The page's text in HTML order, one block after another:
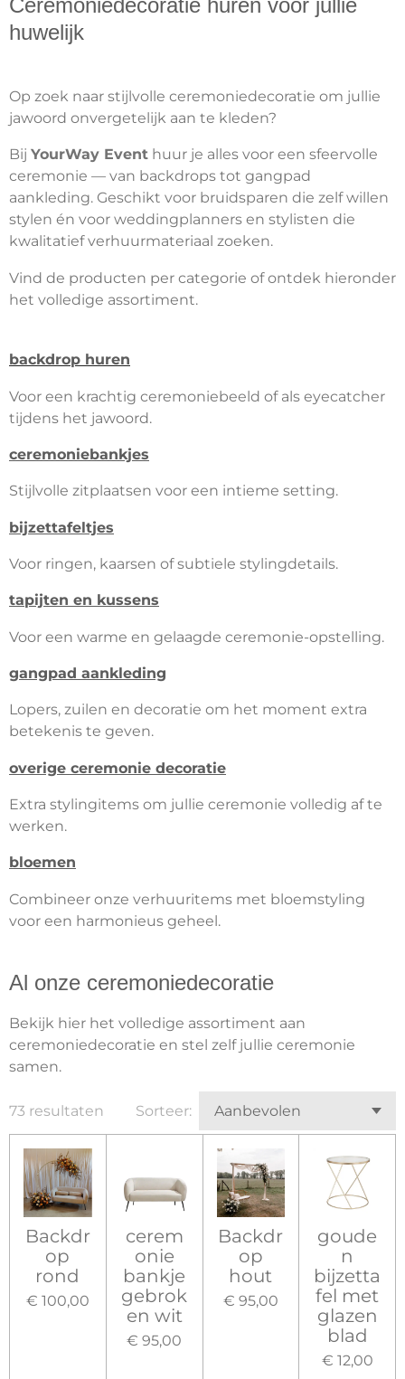
Ceremoniedecoratie huren voor jullie
huwelijk
Op zoek naar stijlvolle ceremoniedecoratie om jullie
jawoord onvergetelijk aan te kleden?
Bij YourWay Event huur je alles voor een sfeervolle
ceremonie — van backdrops tot gangpad
aankleding. Geschikt voor bruidsparen die zelf willen
stylen én voor weddingplanners en stylisten die
kwalitatief verhuurmateriaal zoeken.
Vind de producten per categorie of ontdek hieronder
het volledige assortiment.
backdrop huren
Voor een krachtig ceremoniebeeld of als eyecatcher
tijdens het jawoord.
ceremoniebankjes
Stijlvolle zitplaatsen voor een intieme setting.
bijzettafeltjes
Voor ringen, kaarsen of subtiele stylingdetails.
tapijten en kussens
Voor een warme en gelaagde ceremonie-opstelling.
gangpad aankleding
Lopers, zuilen en decoratie om het moment extra
betekenis te geven.
overige ceremonie decoratie
Extra stylingitems om jullie ceremonie volledig af te
werken.
bloemen
Combineer onze verhuuritems met bloemstyling
voor een harmonieus geheel.
Al onze ceremoniedecoratie
Bekijk hier het volledige assortiment aan
ceremoniedecoratie en stel zelf jullie ceremonie
samen.
73 resultaten Sorteer:
Backdr
op
rond
€ 100,00
cerem
onie
bankje
gebrok
en wit
€ 95,00
Backdr
op
hout
€ 95,00
goude
n
bijzetta
fel met
glazen
blad
€ 12,00